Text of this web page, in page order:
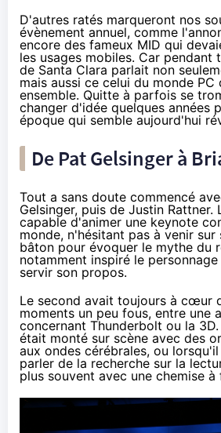
D'autres ratés marqueront nos
évènement annuel, comme
encore des fameux MID qui
les usages mobiles. Car pendant
de Santa Clara parlait non
mais aussi ce celui du monde PC
ensemble. Quitte à parfois se
changer d'idée quelques années
époque qui semble aujourd'hui
De Pat Gelsinger à
Tout a sans doute commencé
Gelsinger, puis de Justin Rattner.
capable d'animer une keynote
monde, n'hésitant pas à venir sur
bâton pour évoquer le mythe du
notamment inspiré le personnage
servir son propos.
Le second avait toujours à cœur
moments un peu fous, entre une
concernant Thunderbolt ou la
était monté sur scène avec des
aux ondes cérébrales, ou
parler de la recherche sur la
plus souvent avec une chemise à